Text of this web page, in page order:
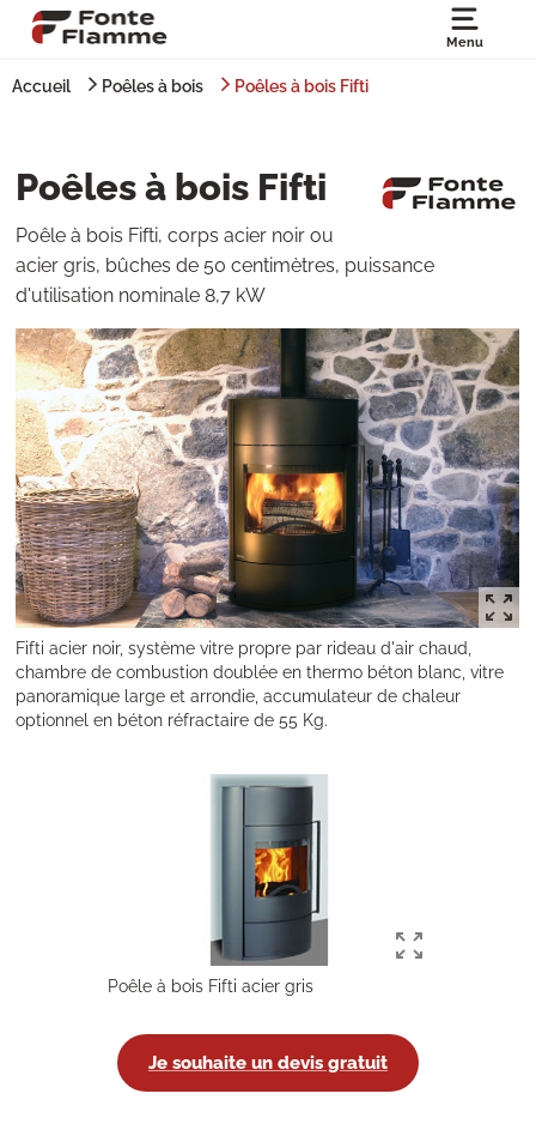
Menu
Accueil Poêles à bois Poêles à bois Fifti
Poêles à bois Fifti
Poêle à bois Fifti, corps acier noir ou
acier gris, bûches de 50 centimètres, puissance
d'utilisation nominale 8,7 kW
Fifti acier noir, système vitre propre par rideau d'air chaud,
chambre de combustion doublée en thermo béton blanc, vitre
panoramique large et arrondie, accumulateur de chaleur
optionnel en béton réfractaire de 55 Kg.
Poêle à bois Fifti acier gris
Je souhaite un devis gratuit